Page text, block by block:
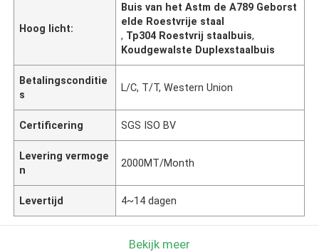
Hoog licht:
Buis van het Astm de A789 Geborst
elde Roestvrije staal
, Tp304 Roestvrij staalbuis,
Koudgewalste Duplexstaalbuis
Betalingsconditie
s
L/C, T/T, Western Union
Certificering SGS ISO BV
Levering vermoge
n
2000MT/Month
Levertijd 4~14 dagen
Bekijk meer